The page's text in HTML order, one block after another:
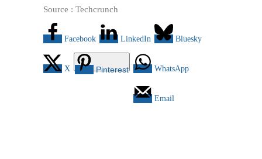
Source : Techcrunch
Facebook LinkedIn Bluesky
X Pinterest WhatsApp
Email